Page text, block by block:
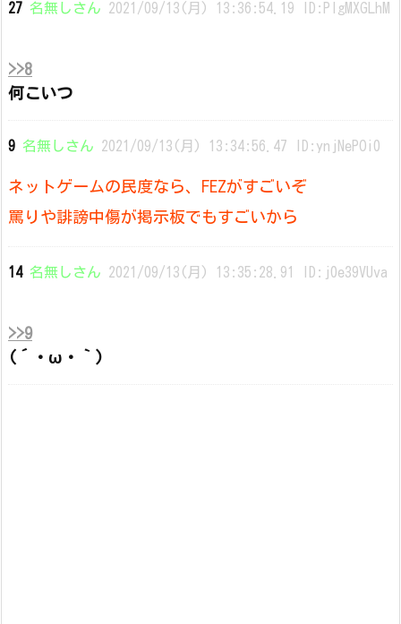
27 名無しさん 2021/09/13(月) 13:36:54.19 ID:PlgMXGLhM
>>8
何こいつ
9 名無しさん 2021/09/13(月) 13:34:56.47 ID:ynjNePOi0
ネットゲームの民度なら、FEZがすごいぞ
罵りや誹謗中傷が掲示板でもすごいから
14 名無しさん 2021/09/13(月) 13:35:28.91 ID:j0e39VUva
>>9
(´・ω・｀)